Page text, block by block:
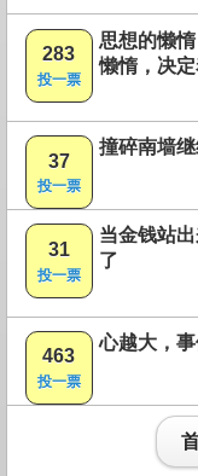
283
投一票
思想的懒
懒惰，决定
37
投一票
撞碎南墙
31
投一票
当金钱站
了
463
投一票
心越大，事